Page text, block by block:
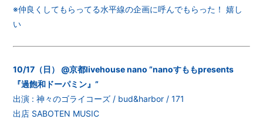
※仲良くしてもらってる水平線の企画に呼んでもらった！ 嬉し
い
10/17（日） @京都livehouse nano ”nanoすももpresents
『過飽和ドーパミン』”
出演 : 神々のゴライコーズ / bud&harbor / 171
出店 SABOTEN MUSIC